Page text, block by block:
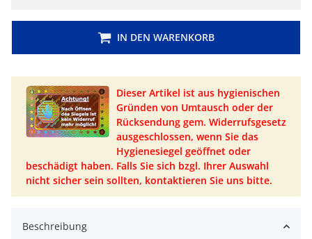
IN DEN WARENKORB
Dieser Artikel ist aus hygienischen
Gründen von Umtausch oder der
Rücksendung gem. Widerrufsgesetz
ausgeschlossen, wenn Sie das
Hygienesiegel geöffnet oder
beschädigt haben. Falls Sie sich bzgl. Ihrer Auswahl
nicht sicher sein sollten, kontaktieren Sie uns bitte.
Beschreibung